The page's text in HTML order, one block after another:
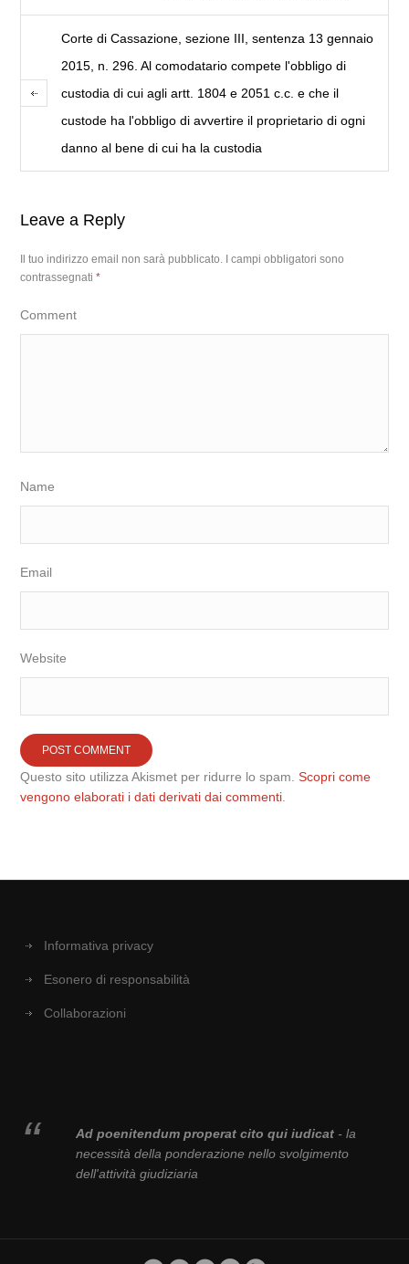
Corte di Cassazione, sezione III, sentenza 13 gennaio
2015, n. 296. Al comodatario compete l'obbligo di
custodia di cui agli artt. 1804 e 2051 c.c. e che il
custode ha l'obbligo di avvertire il proprietario di ogni
danno al bene di cui ha la custodia
Leave a Reply
Il tuo indirizzo email non sarà pubblicato.
I campi obbligatori sono
contrassegnati*
Comment
Name
Email
Website
Questo sito utilizza Akismet per ridurre lo spam.Scopri come
vengono elaborati i dati derivati dai commenti
Informativa privacy
Esonero di responsabilità
Collaborazioni
Ad poenitendum properat cito qui iudicat- la
necessità della ponderazione nello svolgimento
dell'attività giudiziaria